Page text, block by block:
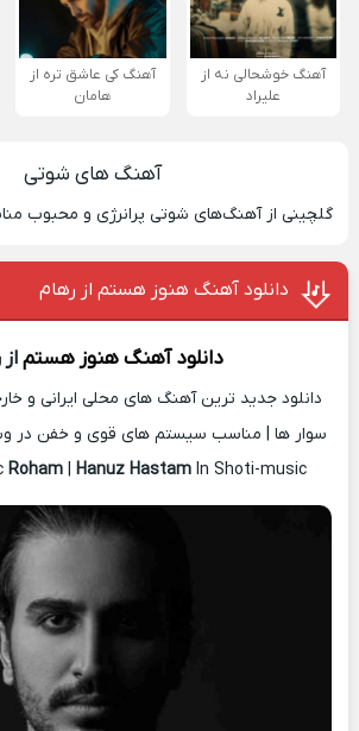
آهنگ خوشحالی نه از
علیراد
آهنگ کی عاشق تره از
هامان
آهنگ های شوتی
گلچینی از آهنگ‌های شوتی پرانرژی و محبوب
دانلود آهنگ هنوز هستم از رهام
دانلود آهنگ هنوز هستماز
دانلود جدید ترین آهنگ های محلی ایرانی و
سوار ها | مناسب سیستم های قوی و خفن در
Roham | Hanuz Hastam In Shoti-music